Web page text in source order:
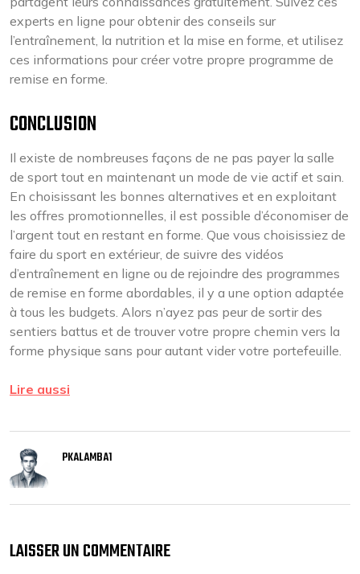
experts en ligne pour obtenir des conseils sur
l’entraînement, la nutrition et la mise en forme, et utilisez
ces informations pour créer votre propre programme de
remise en forme.
CONCLUSION
Il existe de nombreuses façons de ne pas payer la salle
de sport tout en maintenant un mode de vie actif et sain.
En choisissant les bonnes alternatives et en exploitant
les offres promotionnelles, il est possible d’économiser de
l’argent tout en restant en forme. Que vous choisissiez de
faire du sport en extérieur, de suivre des vidéos
d’entraînement en ligne ou de rejoindre des programmes
de remise en forme abordables, il y a une option adaptée
à tous les budgets. Alors n’ayez pas peur de sortir des
sentiers battus et de trouver votre propre chemin vers la
forme physique sans pour autant vider votre portefeuille.
Lire aussi
PKALAMBA1
LAISSER UN COMMENTAIRE